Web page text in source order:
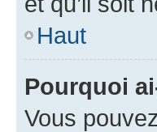
Haut
Pourquoi
Vous